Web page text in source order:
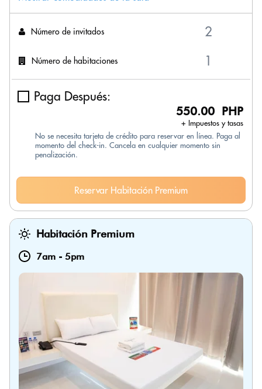
Número de invitados
Número de habitaciones
Paga Después:
550.00 PHP
+ Impuestos y tasas
No se necesita tarjeta de crédito para reservar en línea. Paga al
momento del check-in. Cancela en cualquier momento sin
penalización.
Reservar Habitación Premium
Habitación Premium
7am - 5pm